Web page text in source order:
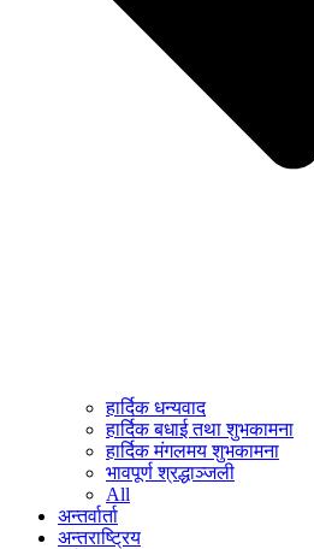
हार्दिक धन्यवाद
हार्दिक बधाई तथा शुभकामना
हार्दिक मंगलमय शुभकामना
भावपूर्ण श्रद्धाञ्जली
All
अन्तर्वार्ता
अन्तराष्ट्रिय